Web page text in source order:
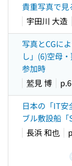
貴重写真で見
宇田川 大造
写真とCGに
し」(6)空母
参加時
鷲見 博
日本の「IT安
ブル敷設船
長浜 和也